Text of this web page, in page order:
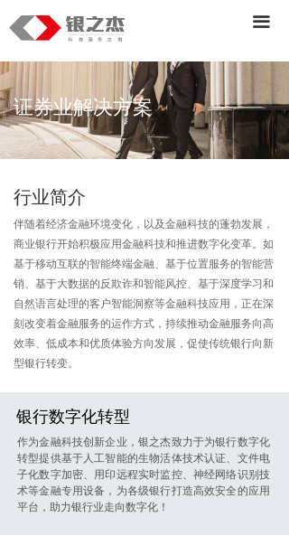
끀
首页
产品
服务&解决方案
战略业务
证券业解决方案
伴随着经济金融环境变化，以及金融科技的蓬勃发展，
商业银行开始积极应用金融科技和推进数字化变革。如
基于移动互联的智能终端金融、基于位置服务的智能营
销、基于大数据的反欺诈和智能风控、基于深度学习和
自然语言处理的客户智能洞察等金融科技应用，正在深
刻改变着金融服务的运作方式，持续推动金融服务向高
效率、低成本和优质体验方向发展，促使传统银行向新
型银行转变。
行业简介
银行数字化转型
作为金融科技创新企业，银之杰致力于为银行数字化
转型提供基于人工智能的生物活体技术认证、文件电
子化数字加密、用印远程实时监控、神经网络识别技
术等金融专用设备，为各级银行打造高效安全的应用
平台，助力银行业走向数字化！